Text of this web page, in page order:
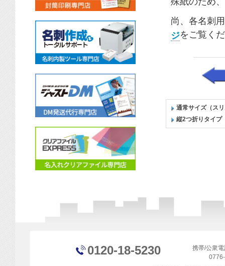
尚、各名刺
ジをご覧く
通常サイズ（ス
縦2つ折りタイプ
0120-18-5230
携帯/公衆